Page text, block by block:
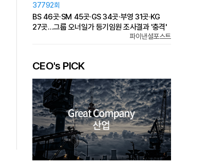
37792회
BS 46곳·SM 45곳·GS 34곳·부영 31곳·KG
27곳…그룹 오너일가 등기임원 조사결과 '충격'
파이낸셜포스트
CEO's PICK